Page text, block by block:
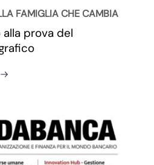
FAMIGLIA CHE CAMBIA
prova del